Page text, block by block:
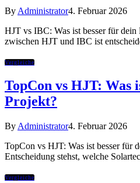
By Administrator4. Februar 2026
HJT vs IBC: Was ist besser für dein
zwischen HJT und IBC ist
Vergleiche
TopCon vs HJT: Was
Projekt?
By Administrator4. Februar 2026
TopCon vs HJT: Was ist besser für
Entscheidung stehst, welche
Vergleiche